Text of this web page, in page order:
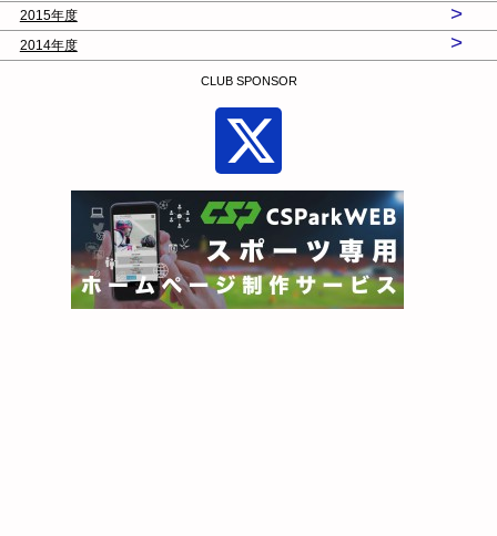
2015年度 >
2014年度 >
CLUB SPONSOR